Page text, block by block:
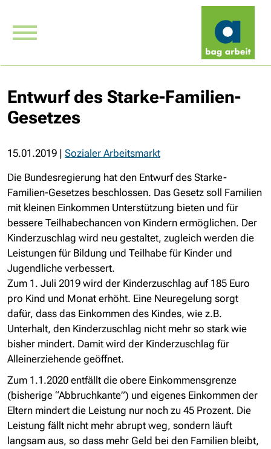
Ent­wurf des Star­ke-Fa­mi­li­en-
Ge­set­zes
15.01.2019 | Sozialer Arbeitsmarkt
Die Bundesregierung hat den Entwurf des Starke-
Familien-Gesetzes beschlossen. Das Gesetz soll Familien
mit kleinen Einkommen Unterstützung bieten und für
bessere Teilhabechancen von Kindern ermöglichen. Der
Kinderzuschlag wird neu gestaltet, zugleich werden die
Leistungen für Bildung und Teilhabe für Kinder und
Jugendliche verbessert.
Zum 1. Juli 2019 wird der Kinderzuschlag auf 185 Euro
pro Kind und Monat erhöht. Eine Neuregelung sorgt
dafür, dass das Einkommen des Kindes, wie z.B.
Unterhalt, den Kinderzuschlag nicht mehr so stark wie
bisher mindert. Damit wird der Kinderzuschlag für
Alleinerziehende geöffnet.
Zum 1.1.2020 entfällt die obere Einkommensgrenze
(bisherige “Abbruchkante”) und eigenes Einkommen der
Eltern mindert die Leistung nur noch zu 45 Prozent. Die
Leistung fällt nicht mehr abrupt weg, sondern läuft
langsam aus, so dass mehr Geld bei den Familien bleibt,